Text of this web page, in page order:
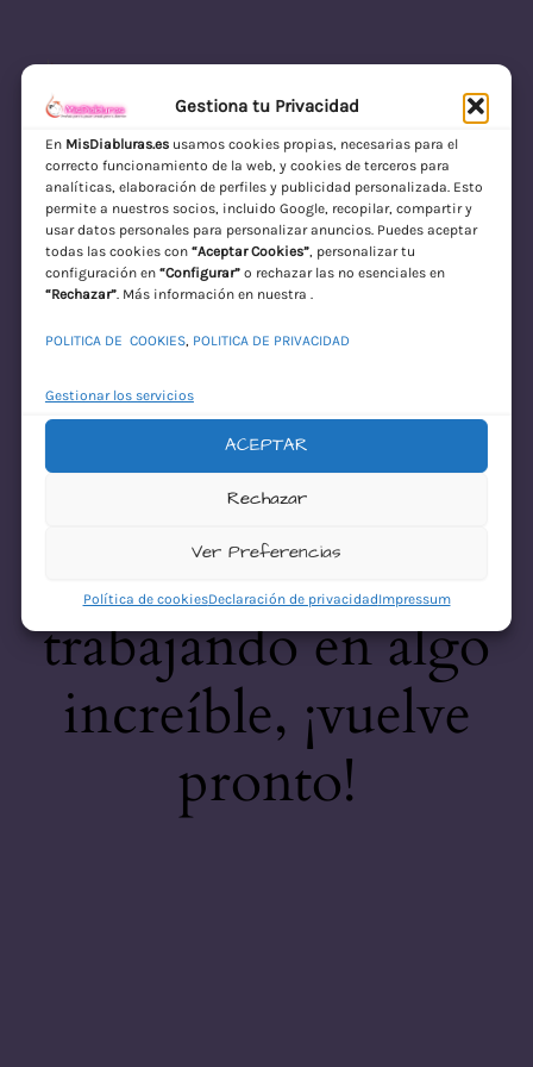
Gestiona tu Privacidad
En MisDiabluras.esusamos cookies propias, necesarias para el
correcto funcionamiento de la web, y cookies de terceros para
analíticas, elaboración de perfiles y publicidad personalizada. Esto
permite a nuestros socios, incluido Google, recopilar, compartir y
usar datos personales para personalizar anuncios. Puedes aceptar
todas las cookies con “Aceptar Cookies”, personalizar tu
configuración en “Configurar”o rechazar las no esenciales en
“Rechazar”. Más información en nuestra .
POLITICA DE COOKIES, POLITICA DE PRIVACIDAD
Gestionar los servicios
ACEPTAR
Rechazar
Ver Preferencias
Política de cookiesDeclaración de privacidadImpressum
MisDiabluras | Sexshop Online con Envío
Discreto en España
Acceder
¡Disculpa este
desastre! Estamos
trabajando en algo
increíble, ¡vuelve
pronto!